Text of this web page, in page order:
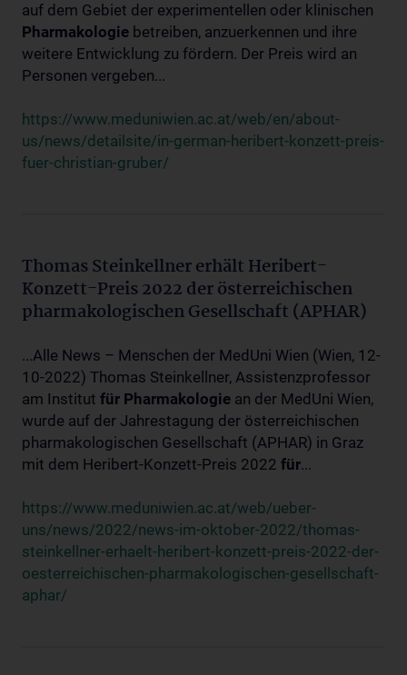
auf dem Gebiet der experimentellen oder klinischen
Pharmakologie betreiben, anzuerkennen und ihre
weitere Entwicklung zu fördern. Der Preis wird an
Personen vergeben...
https://www.meduniwien.ac.at/web/en/about-
us/news/detailsite/in-german-heribert-konzett-preis-
fuer-christian-gruber/
Thomas Steinkellner erhält Heribert-
Konzett-Preis 2022 der österreichischen
pharmakologischen Gesellschaft (APHAR)
...Alle News – Menschen der MedUni Wien (Wien, 12-
10-2022) Thomas Steinkellner, Assistenzprofessor
am Institut für Pharmakologie an der MedUni Wien,
wurde auf der Jahrestagung der österreichischen
pharmakologischen Gesellschaft (APHAR) in Graz
mit dem Heribert-Konzett-Preis 2022 für...
https://www.meduniwien.ac.at/web/ueber-
uns/news/2022/news-im-oktober-2022/thomas-
steinkellner-erhaelt-heribert-konzett-preis-2022-der-
oesterreichischen-pharmakologischen-gesellschaft-
aphar/